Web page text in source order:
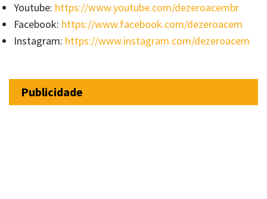
Youtube: https://www.youtube.com/dezeroacembr
Facebook: https://www.facebook.com/dezeroacem
Instagram: https://www.instagram.com/dezeroacem
Publicidade